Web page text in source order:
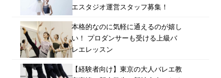
エスタジオ運営スタッフ募集！
本格的なのに気軽に通えるのが嬉し
い！ プロダンサーも受ける上級バ
レエレッスン
【経験者向け】東京の大人バレエ教